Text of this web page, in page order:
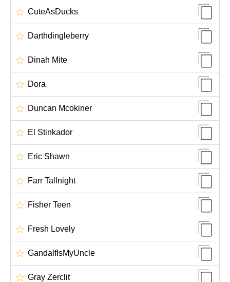
CuteAsDucks
Darthdingleberry
Dinah Mite
Dora
Duncan Mcokiner
El Stinkador
Eric Shawn
Farr Tallnight
Fisher Teen
Fresh Lovely
GandalfIsMyUncle
Gray Zerclit